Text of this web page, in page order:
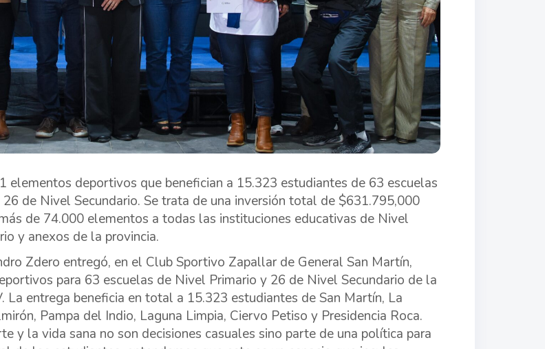
elementos deportivos que benefician a 15.323 estudiantes de 63 escuelas
de Nivel Secundario. Se trata de una inversión total de $631.795,000
de 74.000 elementos a todas las instituciones educativas de Nivel
y anexos de la provincia.
Zdero entregó, en el Club Sportivo Zapallar de General San Martín,
para 63 escuelas de Nivel Primario y 26 de Nivel Secundario de la
La entrega beneficia en total a 15.323 estudiantes de San Martín, La
Pampa del Indio, Laguna Limpia, Ciervo Petiso y Presidencia Roca.
y la vida sana no son decisiones casuales sino parte de una política para